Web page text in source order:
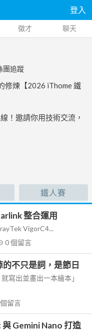
登入
徵才 聊天
團追蹤
修煉【2026 iThome 鐵
！邀請你用技術交流，
鐵人賽
整合運用
VigorC4...
0個留言
不只是詞，是節日
寫出並畫出一本繪本」
個留言
Gemini Nano 打造